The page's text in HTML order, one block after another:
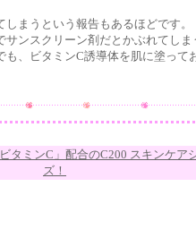
という報告もあるほどです。
クリーン剤だとかぶれてしまう
タミンC誘導体を肌に塗ってお
タミンC」配合のC200 スキンケア
ズ！